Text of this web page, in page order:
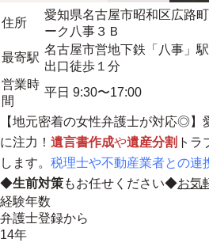
住所
愛知県名古屋市昭和区広路
ーク八事３Ｂ
最寄駅
名古屋市営地下鉄「八事」
出口徒歩１分
営業時
間
平日 9:30〜17:00
【地元密着の女性弁護士が対応◎】
に注力！ 遺言書作成や遺産分割 ト
します。 税理士や不動産業者との連
◆生前対策もお任せください◆お気
経験年数
弁護士登録から
14年